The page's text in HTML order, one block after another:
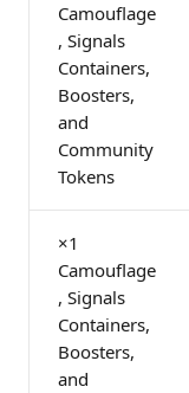
Camouflage
, Signals
Containers,
Boosters,
and
Community
Tokens
×1
Camouflage
, Signals
Containers,
Boosters,
and